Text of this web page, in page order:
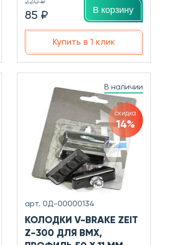
220 ₽
85 ₽ В корзину
Купить в 1 клик
В наличии
скидка
14%
арт. 0Д-00000134
КОЛОДКИ V-BRAKE ZEIT
Z-300 ДЛЯ BMХ,